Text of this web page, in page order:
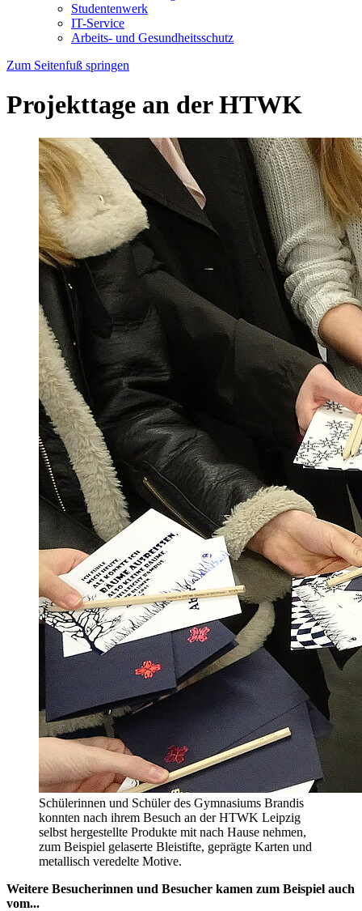
Studentenwerk
IT-Service
Arbeits- und Gesundheitsschutz
Zum Seitenfuß springen
Projekttage an der HTWK
Schülerinnen und Schüler des Gymnasiums Brandis
konnten nach ihrem Besuch an der HTWK Leipzig
selbst hergestellte Produkte mit nach Hause nehmen,
zum Beispiel gelaserte Bleistifte, geprägte Karten und
metallisch veredelte Motive.
Weitere Besucherinnen und Besucher kamen zum Beispiel auch
vom...